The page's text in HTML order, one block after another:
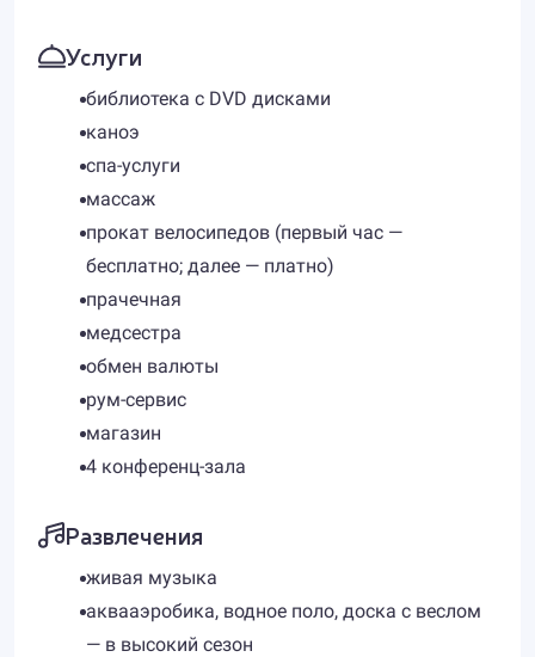
Услуги
библиотека с DVD дисками
каноэ
спа-услуги
массаж
прокат велосипедов (первый час —
бесплатно; далее — платно)
прачечная
медсестра
обмен валюты
рум-сервис
магазин
4 конференц-зала
Развлечения
живая музыка
аквааэробика, водное поло, доска с веслом
— в высокий сезон